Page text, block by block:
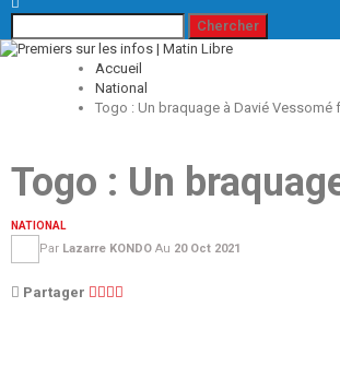
Accueil
National
Togo : Un braquage à Davié Vessomé
Togo : Un
NATIONAL
Par Lazarre KONDO Au 20 Oct 2021
Partager